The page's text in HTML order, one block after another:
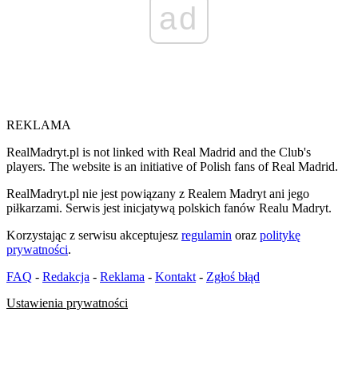
ad
REKLAMA
RealMadryt.pl is not linked with Real Madrid and the Club's
players. The website is an initiative of Polish fans of Real Madrid.
RealMadryt.pl nie jest powiązany z Realem Madryt ani jego
piłkarzami. Serwis jest inicjatywą polskich fanów Realu Madryt.
Korzystając z serwisu akceptujesz regulamin oraz politykę
prywatności.
FAQ - Redakcja - Reklama - Kontakt - Zgłoś błąd
Ustawienia prywatności